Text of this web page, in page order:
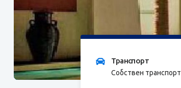
Транспорт
Собствен транспорт